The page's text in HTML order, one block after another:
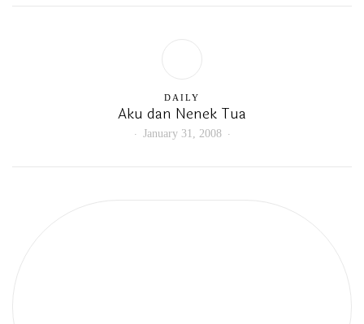
DAILY
Aku dan Nenek Tua
January 31, 2008